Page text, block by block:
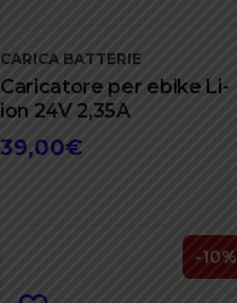
CARICA BATTERIE
Caricatore per ebike Li-
ion 24V 2,35A
39,00€
-10%